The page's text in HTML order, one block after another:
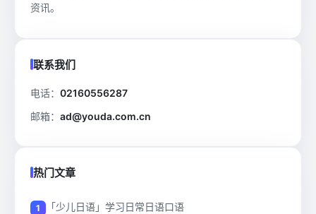
资讯。
联系我们
电话： 02160556287
邮箱： ad@youda.com.cn
热门文章
「少儿日语」学习日常日语口语